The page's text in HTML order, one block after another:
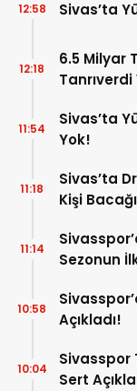
Sivas’ta
12:58
6.5 Milyar
12:18
Sivas’ta
Yok!
11:54
Sivas’ta
Kişi
11:18
Sezonun
11:14
Açıkladı!
10:58
Sivasspor
Sert
10:04